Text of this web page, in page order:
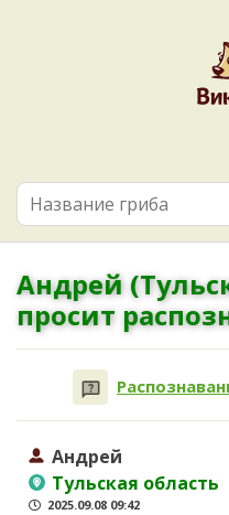
Андрей
просит
Андрей
Тульская область
2025.09.08 09:42